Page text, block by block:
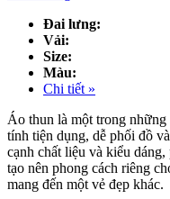
Đai lưng:
Vải:
Size:
Màu:
Chi tiết »
Áo thun là một trong
tính tiện dụng, dễ phối đồ
cạnh chất liệu và kiểu
tạo nên phong cách riêng
mang đến một vẻ đẹp khác.